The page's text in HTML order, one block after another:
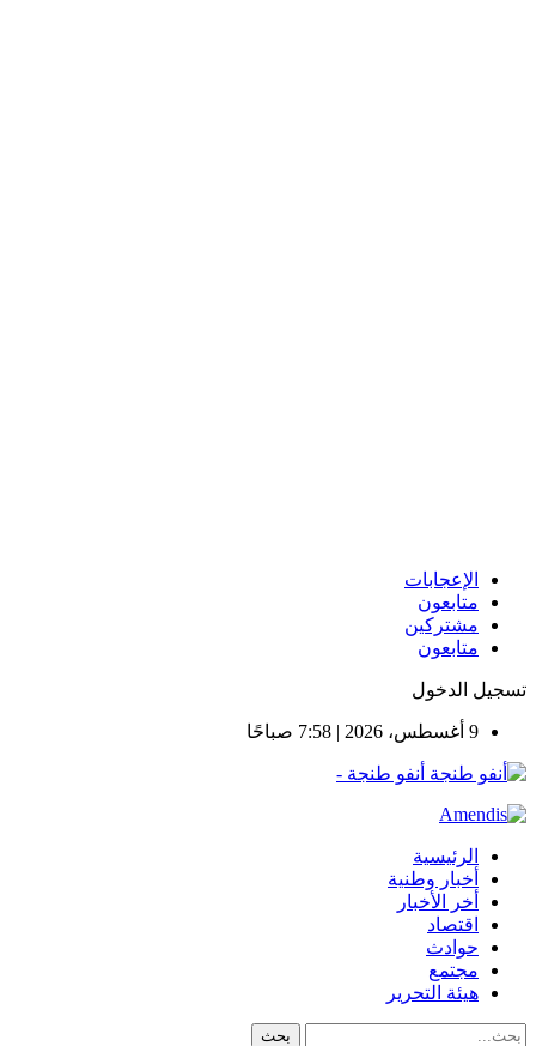
الإعجابات
متابعون
مشتركين
متابعون
تسجيل الدخول
9 أغسطس، 2026 | 7:58 صباحًا
أنفو طنجة -
الرئيسية
أخبار وطنية
أخر الأخبار
اقتصاد
حوادث
مجتمع
هيئة التحرير